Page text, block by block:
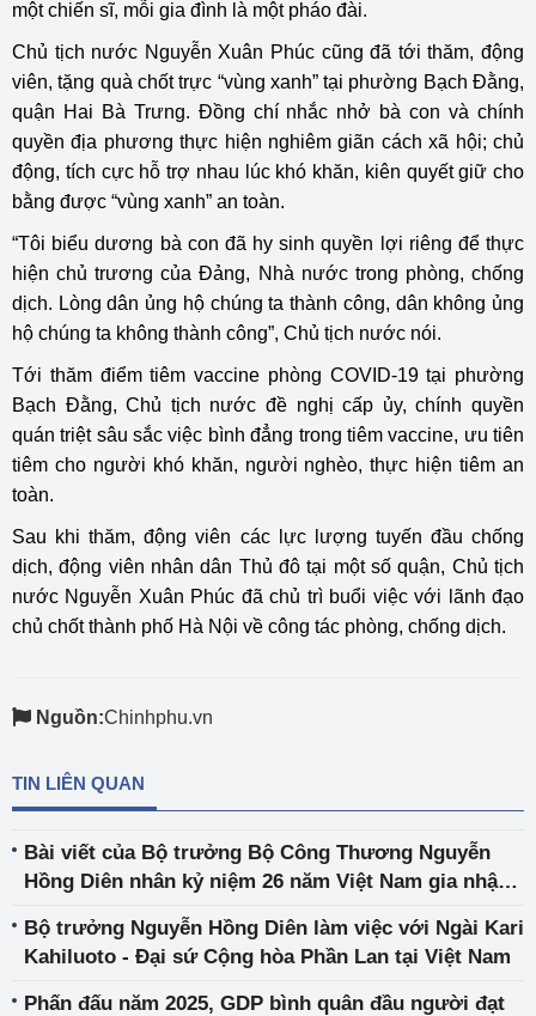
một chiến sĩ, mỗi gia đình là một pháo đài.
Chủ tịch nước Nguyễn Xuân Phúc cũng đã tới thăm, động
viên, tặng quà chốt trực “vùng xanh” tại phường Bạch Đằng,
quận Hai Bà Trưng. Đồng chí nhắc nhở bà con và chính
quyền địa phương thực hiện nghiêm giãn cách xã hội; chủ
động, tích cực hỗ trợ nhau lúc khó khăn, kiên quyết giữ cho
bằng được “vùng xanh” an toàn.
“Tôi biểu dương bà con đã hy sinh quyền lợi riêng để thực
hiện chủ trương của Đảng, Nhà nước trong phòng, chống
dịch. Lòng dân ủng hộ chúng ta thành công, dân không ủng
hộ chúng ta không thành công”, Chủ tịch nước nói.
Tới thăm điểm tiêm vaccine phòng COVID-19 tại phường
Bạch Đằng, Chủ tịch nước đề nghị cấp ủy, chính quyền
quán triệt sâu sắc việc bình đẳng trong tiêm vaccine, ưu tiên
tiêm cho người khó khăn, người nghèo, thực hiện tiêm an
toàn.
Sau khi thăm, động viên các lực lượng tuyến đầu chống
dịch, động viên nhân dân Thủ đô tại một số quận, Chủ tịch
nước Nguyễn Xuân Phúc đã chủ trì buổi việc với lãnh đạo
chủ chốt thành phố Hà Nội về công tác phòng, chống dịch.
Nguồn:Chinhphu.vn
TIN LIÊN QUAN
Bài viết của Bộ trưởng Bộ Công Thương Nguyễn
Hồng Diên nhân kỷ niệm 26 năm Việt Nam gia nhập
Bộ trưởng Nguyễn Hồng Diên làm việc với Ngài Kari
Kahiluoto - Đại sứ Cộng hòa Phần Lan tại Việt Nam
Phấn đấu năm 2025, GDP bình quân đầu người đạt